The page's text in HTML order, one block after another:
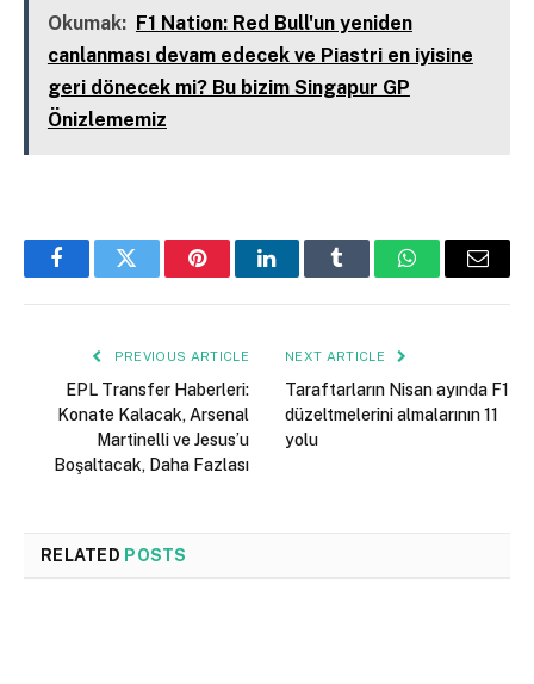
Okumak: F1 Nation: Red Bull'un yeniden
canlanması devam edecek ve Piastri en iyisine
geri dönecek mi? Bu bizim Singapur GP
Önizlememiz
FacebookTwitter PinterestLinkedInTumblr WhatsAppEmail
PREVIOUS ARTICLE
EPL Transfer Haberleri:
Konate Kalacak, Arsenal
Martinelli ve Jesus’u
Boşaltacak, Daha Fazlası
NEXT ARTICLE
Taraftarların Nisan ayında F1
düzeltmelerini almalarının 11
yolu
RELATED POSTS